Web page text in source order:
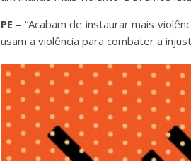
PE – “Acabam de instaurar mais
usam a violência para combater a